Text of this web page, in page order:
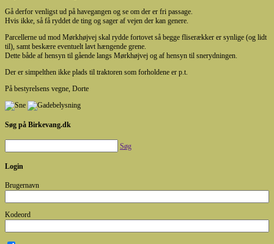
Gå derfor venligst ud på havegangen og se om der er fri passage.
Hvis ikke, så få ryddet de ting og sager af vejen der kan genere.
Parcellerne ud mod Mørkhøjvej skal rydde fortovet så begge fliserækker er synlige (og lidt
til), samt beskære eventuelt lavt hængende grene.
Dette både af hensyn til gående langs Mørkhøjvej og af hensyn til snerydningen.
Der er simpelthen ikke plads til traktoren som forholdene er p.t.
På bestyrelsens vegne, Dorte
Søg på Birkevang.dk
Søg
Login
Brugernavn
Kodeord